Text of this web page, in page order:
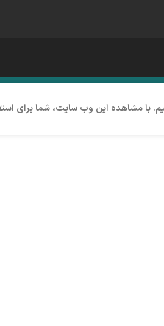
با مشاهده این وب سایت، شما برای